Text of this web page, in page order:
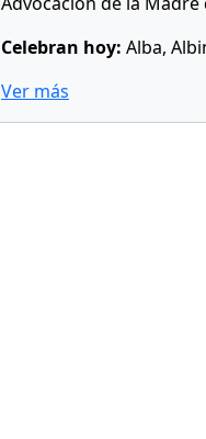
Celebran hoy: Alba,
Ver más